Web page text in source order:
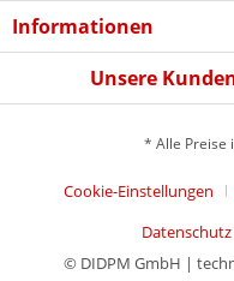
Informationen
Unsere
* Alle Preise
Cookie-Einstellungen
Datenschutz
© DIDPM GmbH |